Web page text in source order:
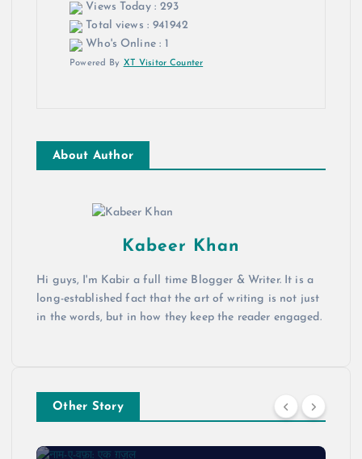
Views Today : 293
Total views : 941942
Who's Online : 1
Powered By XT Visitor Counter
About Author
Kabeer Khan
Hi guys, I'm Kabir a full time Blogger & Writer. It is a
long-established fact that the art of writing is not just
in the words, but in how they keep the reader engaged.
Other Story